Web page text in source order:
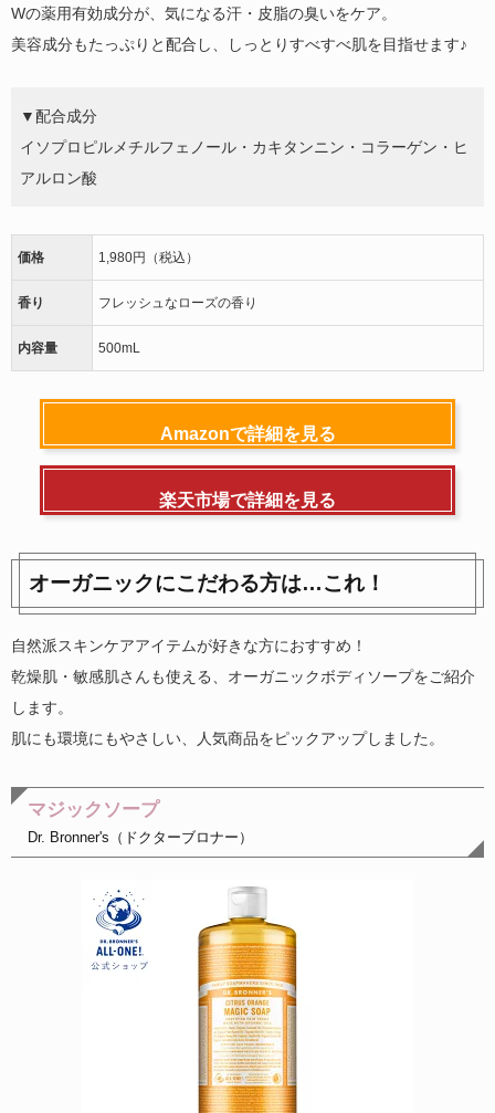
Wの薬用有効成分が、気になる汗・皮脂の臭いをケア。
美容成分もたっぷりと配合し、しっとりすべすべ肌を目指せます♪
▼配合成分
イソプロピルメチルフェノール・カキタンニン・コラーゲン・ヒ
アルロン酸
価格 1,980円（税込）
香り フレッシュなローズの香り
内容量 500mL
Amazonで詳細を見る
楽天市場で詳細を見る
オーガニックにこだわる方は…これ！
自然派スキンケアアイテムが好きな方におすすめ！
乾燥肌・敏感肌さんも使える、オーガニックボディソープをご紹介
します。
肌にも環境にもやさしい、人気商品をピックアップしました。
マジックソープ
Dr. Bronner's（ドクターブロナー）